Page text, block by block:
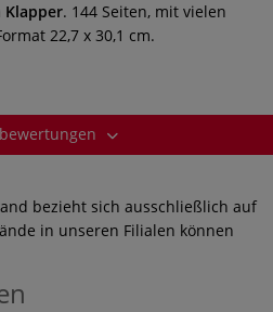
Klapper. 144 Seiten, mit vielen
22,7 x 30,1 cm.
bezieht sich ausschließlich auf
in unseren Filialen können